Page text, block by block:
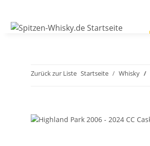
Zurück zur Liste Startseite Whisky